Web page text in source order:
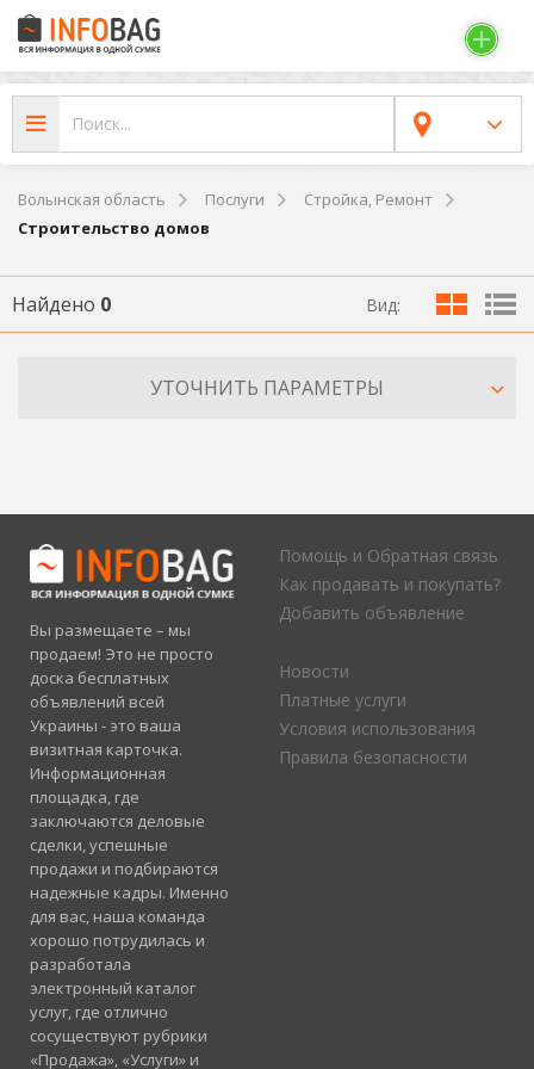
Волынская область Послуги
Стройка, Ремонт
Строительство домов
Найдено 0 Вид:
УТОЧНИТЬ ПАРАМЕТРЫ
Вы размещаете – мы
продаем! Это не просто
доска бесплатных
объявлений всей
Украины - это ваша
визитная карточка.
Информационная
площадка, где
заключаются деловые
сделки, успешные
продажи и подбираются
надежные кадры. Именно
для вас, наша команда
хорошо потрудилась и
разработала
электронный каталог
услуг, где отлично
сосуществуют рубрики
«Продажа», «Услуги» и
Помощь и Обратная связь
Как продавать и покупать?
Добавить объявление
Новости
Платные услуги
Условия использования
Правила безопасности